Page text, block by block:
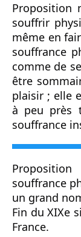
Proposition
souffrir
même en
souffrance
comme de
être
plaisir ; elle
à peu près
souffrance
souffrance
un grand
Fin du XIXe
France.